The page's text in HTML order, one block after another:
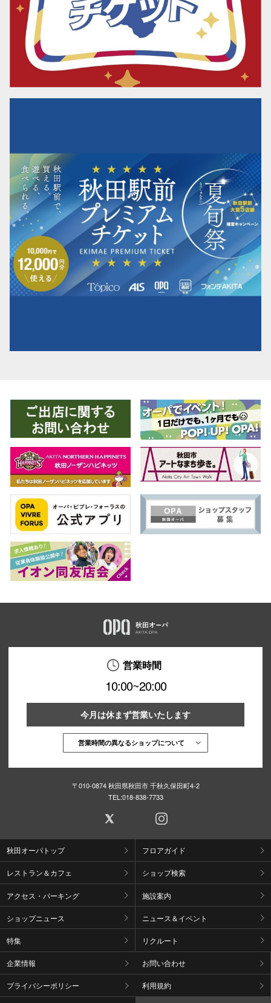
営業時間
10:00~20:00
今月は休まず営業いたします
営業時間の異なるショップについて
〒010-0874 秋田県秋田市 千秋久保田町4-2
TEL:018-838-7733
秋田オーパトップ フロアガイド
レストラン＆カフェ ショップ検索
アクセス・パーキング 施設案内
ショップニュース ニュース＆イベント
特集 リクルート
企業情報 お問い合わせ
プライバシーポリシー 利用規約